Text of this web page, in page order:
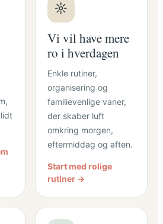
☼
Vi vil have mere
ro i hverdagen
Enkle rutiner,
organisering og
familievenlige vaner,
der skaber luft
omkring morgen,
eftermiddag og aften.
Start med rolige
rutiner →